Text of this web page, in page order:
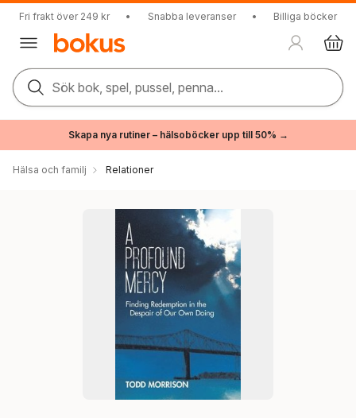
Fri frakt över 249 kr • Snabba leveranser • Billiga böcker
Sök bok, spel, pussel, penna...
Skapa nya rutiner – hälsoböcker upp till 50% →
Hälsa och familj Relationer